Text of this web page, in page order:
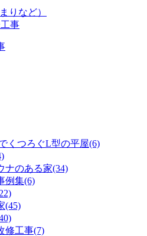
りなど）
事
くつろぐL型の平屋(6)
のある家(34)
例集(6)
(45)
修工事(7)